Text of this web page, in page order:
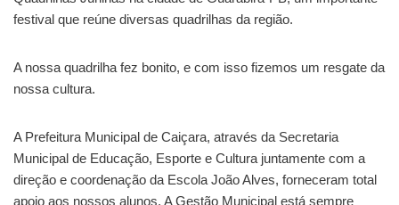
festival que reúne diversas quadrilhas da região.
A nossa quadrilha fez bonito, e com isso fizemos um resgate da
nossa cultura.
A Prefeitura Municipal de Caiçara, através da Secretaria
Municipal de Educação, Esporte e Cultura juntamente com a
direção e coordenação da Escola João Alves, forneceram total
apoio aos nossos alunos. A Gestão Municipal está sempre